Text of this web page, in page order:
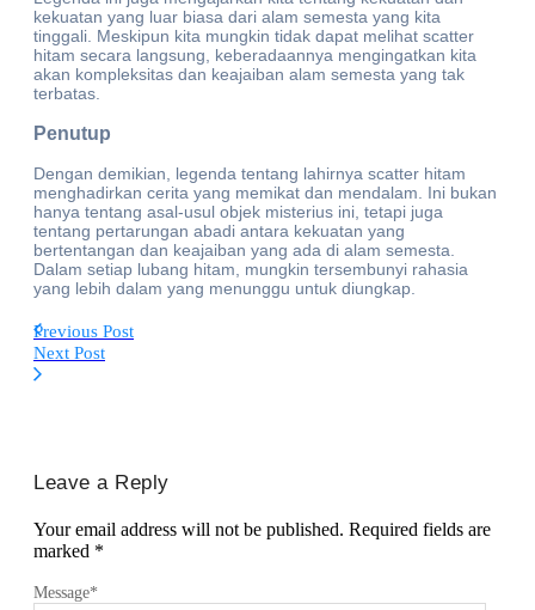
kekuatan yang luar biasa dari alam semesta yang kita
tinggali. Meskipun kita mungkin tidak dapat melihat scatter
hitam secara langsung, keberadaannya mengingatkan kita
akan kompleksitas dan keajaiban alam semesta yang tak
terbatas.
Penutup
Dengan demikian, legenda tentang lahirnya scatter hitam
menghadirkan cerita yang memikat dan mendalam. Ini bukan
hanya tentang asal-usul objek misterius ini, tetapi juga
tentang pertarungan abadi antara kekuatan yang
bertentangan dan keajaiban yang ada di alam semesta.
Dalam setiap lubang hitam, mungkin tersembunyi rahasia
yang lebih dalam yang menunggu untuk diungkap.
Previous Post
Next Post
Leave a Reply
Your email address will not be published. Required fields are
marked *
Message*